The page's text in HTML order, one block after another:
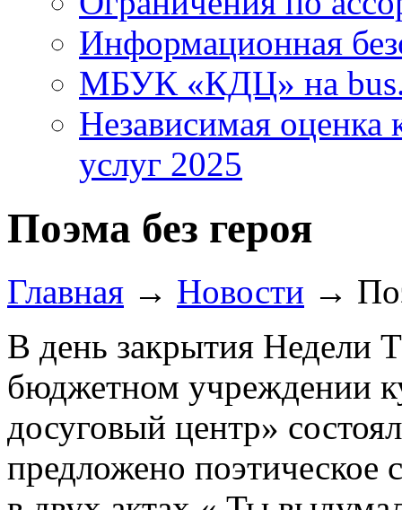
Информационная
МБУК «КДЦ» на
Независимая оценка
услуг 2025
Поэма без героя
Главная → Новости →
В день закрытия Недели
бюджетном учреждении
досуговый центр»
предложено поэтическое